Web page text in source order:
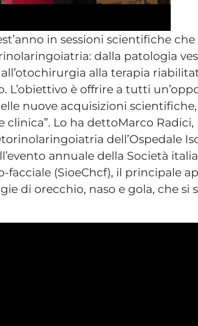
in sessioni scientifiche
dalla patologia
alla terapia
L’obiettivo è offrire a tutti
nuove acquisizioni
Lo ha dettoMarco
dell’Ospedale
annuale della Società
(SioeChcf), il principale
di orecchio, naso e gola, che si